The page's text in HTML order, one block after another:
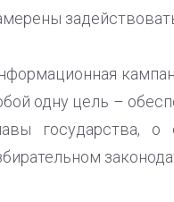
одну цель –
государства,